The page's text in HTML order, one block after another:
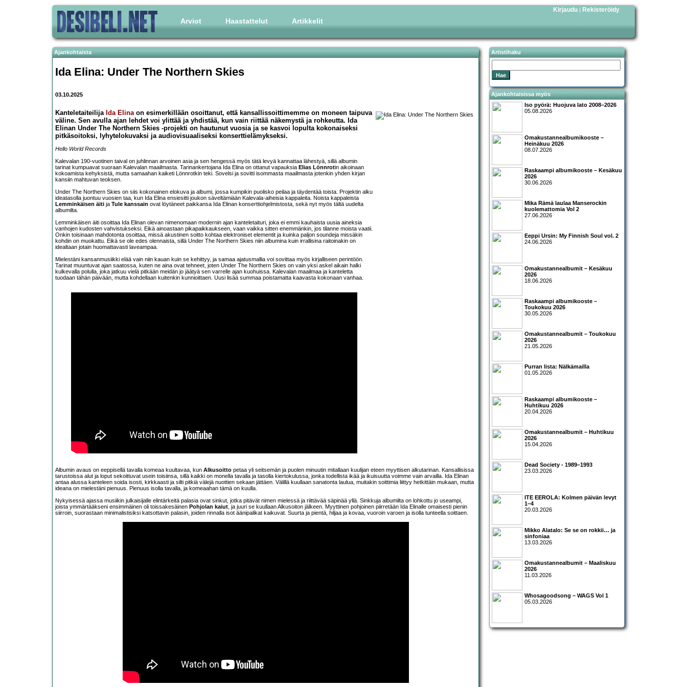
Arviot Haastattelut Artikkelit
Kirjaudu | Rekisteröidy
Ajankohtaista
Ida Elina: Under The Northern Skies
03.10.2025
Kanteletaiteilija Ida Elinaon esimerkillään osoittanut, että kansallissoittimemme on moneen taipuva
väline. Sen avulla ajan lehdet voi ylittää ja yhdistää, kun vain riittää näkemystä ja rohkeutta. Ida
Elinan Under The Northern Skies -projekti on hautunut vuosia ja se kasvoi lopulta kokonaiseksi
pitkäsoitoksi, lyhytelokuvaksi ja audiovisuaaliseksi konserttielämykseksi.
Hello World Records
Kalevalan 190-vuotinen taival on juhlinnan arvoinen asia ja sen hengessä myös tätä levyä kannattaa lähestyä, sillä albumin
tarinat kumpuavat suoraan Kalevalan maailmasta. Tarinankertojana Ida Elina on ottanut vapauksia Elias Lönnrotin aikoinaan
kokoamista kehyksistä, mutta samaahan kaiketi Lönnrotkin teki. Sovelsi ja sovitti isommasta maailmasta jotenkin yhden kirjan
kansiin mahtuvan teoksen.
Under The Northern Skies on siis kokonainen elokuva ja albumi, jossa kumpikin puolisko peilaa ja täydentää toista. Projektin alku
ideatasolla juontuu vuosien taa, kun Ida Elina ensiesitti joukon säveltämiään Kalevala-aiheisia kappaleita. Noista kappaleista
Lemminkäisen äiti ja Tule kanssain ovat löytäneet paikkansa Ida Elinan konserttiohjelmistosta, sekä nyt myös tältä uudelta
albumilta.
Lemminkäisen äiti osoittaa Ida Elinan olevan nimenomaan modernin ajan kanteletaituri, joka ei emmi kauhaista uusia aineksia
vanhojen kudosten vahvistukseksi. Eikä ainoastaan pikapaikkaukseen, vaan vaikka sitten enemmänkin, jos tilanne moista vaatii.
Onkin toisinaan mahdotonta osoittaa, missä akustinen soitto kohtaa elektroniset elementit ja kuinka paljon soundeja missäkin
kohdin on muokattu. Eikä se ole edes olennaista, sillä Under The Northern Skies niin albumina kuin irrallisina raitoinakin on
idealtaan jotain huomattavasti laveampaa.
Mielestäni kansanmusiikki elää vain niin kauan kuin se kehittyy, ja samaa ajatusmallia voi sovittaa myös kirjalliseen perintöön.
Tarinat muuntuvat ajan saatossa, kuten ne aina ovat tehneet, joten Under The Northern Skies on vain yksi askel aikain halki
kulkevalla polulla, joka jatkuu vielä pitkään meidän jo jäätyä sen varrelle ajan kuohuissa. Kalevalan maailmaa ja kanteletta
tuodaan tähän päivään, mutta kohdellaan kuitenkin kunnioittaen. Uusi lisää summaa poistamatta kaavasta kokonaan vanhaa.
Albumin avaus on eeppisellä tavalla komeaa kuultavaa, kun Alkusoitto petaa yli seitsemän ja puolen minuutin mitallaan kuulijan eteen myyttisen alkutarinan. Kansallisissa
tarustoissa alut ja loput sekoittuvat usein toisiinsa, sillä kaikki on monella tavalla ja tasolla kiertokulussa, jonka todellista ikää ja ikuisuutta voimme vain arvailla. Ida Elinan
antaa alussa kanteleen soida isosti, kirkkaasti ja silti pitkiä välejä nuottien sekaan jättäen. Välillä kuullaan sanatonta laulua, muitakin soittimia liittyy hetkittäin mukaan, mutta
ideana on mielestäni pienuus. Pienuus isolla tavalla, ja komeaahan tämä on kuulla.
Nykyisessä ajassa musiikin julkaisijalle elintärkeitä palasia ovat sinkut, jotka pitävät nimen mielessä ja riittävää säpinää yllä. Sinkkuja albumilta on lohkottu jo useampi,
joista ymmärtääkseni ensimmäinen oli toissakesäinen Pohjolan kaiut, ja juuri se kuullaan Alkusoiton jälkeen. Myyttinen pohjoinen piirretään Ida Elinalle omaisesti pienin
siirroin, suorastaan minimalistisiksi katsottavin palasin, joiden rinnalla isot äänipalikat kaikuvat. Suurta ja pientä, hiljaa ja kovaa, vuoroin varoen ja isolla tunteella soittaen.
Artistihaku
Ajankohtaisissa myös
Iso pyörä: Huojuva lato 2008–2026
05.08.2026
Omakustannealbumikooste –
Heinäkuu 2026
08.07.2026
Raskaampi albumikooste – Kesäkuu
2026
30.06.2026
Mika Rämä laulaa Manserockin
kuolemattomia Vol 2
27.06.2026
Eeppi Ursin: My Finnish Soul vol. 2
24.06.2026
Omakustannealbumit – Kesäkuu
2026
18.06.2026
Raskaampi albumikooste –
Toukokuu 2026
30.05.2026
Omakustannealbumit – Toukokuu
2026
21.05.2026
Purran lista: Nälkämailla
01.05.2026
Raskaampi albumikooste –
Huhtikuu 2026
20.04.2026
Omakustannealbumit – Huhtikuu
2026
15.04.2026
Dead Society - 1989–1993
23.03.2026
ITE EEROLA: Kolmen päivän levyt
1–4
20.03.2026
Mikko Alatalo: Se se on rokkii… ja
sinfoniaa
13.03.2026
Omakustannealbumit – Maaliskuu
2026
11.03.2026
Whosagoodsong – WAGS Vol 1
05.03.2026